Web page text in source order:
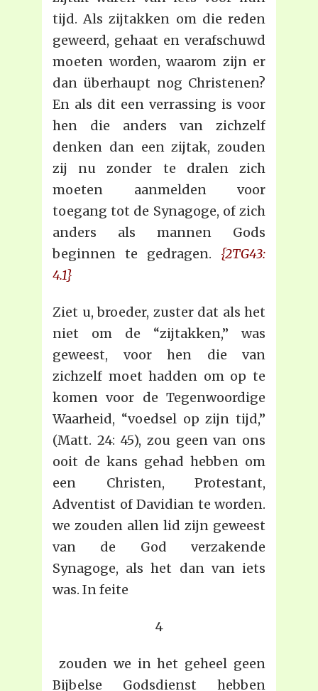
tijd. Als zijtakken om die reden
geweerd, gehaat en verafschuwd
moeten worden, waarom zijn er
dan überhaupt nog Christenen?
En als dit een verrassing is voor
hen die anders van zichzelf
denken dan een zijtak, zouden
zij nu zonder te dralen zich
moeten aanmelden voor
toegang tot de Synagoge, of zich
anders als mannen Gods
beginnen te gedragen. {2TG43:
4.1}
Ziet u, broeder, zuster dat als het
niet om de “zijtakken,” was
geweest, voor hen die van
zichzelf moet hadden om op te
komen voor de Tegenwoordige
Waarheid, “voedsel op zijn tijd,”
(Matt. 24: 45), zou geen van ons
ooit de kans gehad hebben om
een Christen, Protestant,
Adventist of Davidian te worden.
we zouden allen lid zijn geweest
van de God verzakende
Synagoge, als het dan van iets
was. In feite
4
zouden we in het geheel geen
Bijbelse Godsdienst hebben